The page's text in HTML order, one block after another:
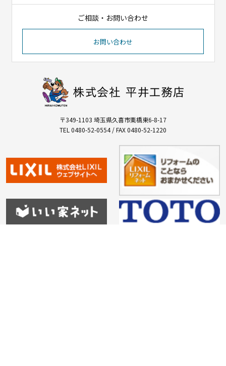
ご相談・お問い合わせ
お問い合わせ
〒349-1103 埼玉県久喜市栗橋東6-8-17
TEL 0480-52-0554 / FAX 0480-52-1220